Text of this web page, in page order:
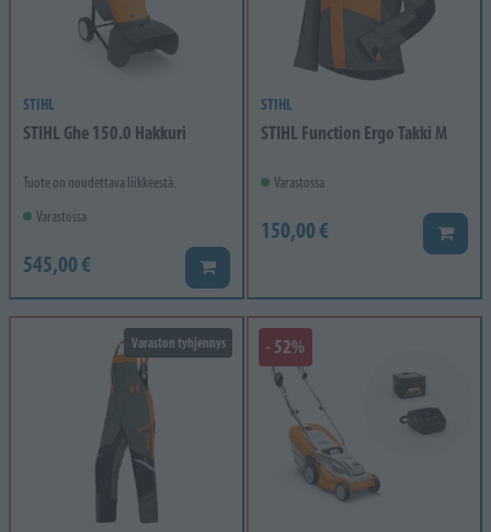
STIHL
STIHL Ghe 150.0 Hakkuri
Tuote on noudettava liikkeestä.
Varastossa
545,00 € Lisää koriin
STIHL
STIHL Function Ergo Takki M
Varastossa
150,00 € Lisää
Varaston tyhjennys - 52%